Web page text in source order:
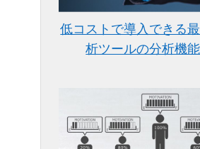
低コストで導入できる
析ツールの分析機